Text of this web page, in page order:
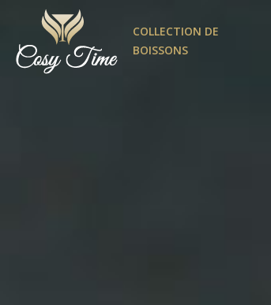
COLLECTION DE
BOISSONS